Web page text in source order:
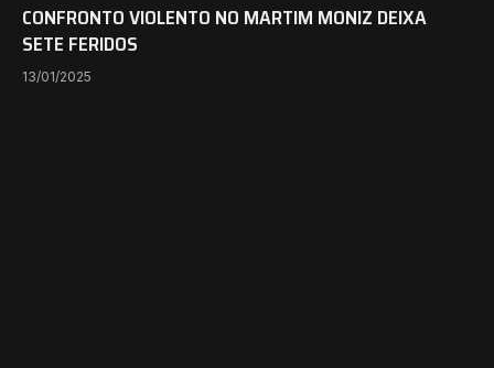
CONFRONTO VIOLENTO NO MARTIM MONIZ DEIXA
SETE FERIDOS
13/01/2025